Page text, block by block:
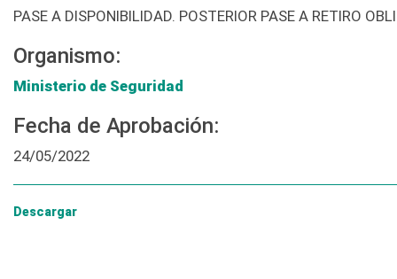
PASE A DISPONIBILIDAD. POSTERIOR PASE A RETIRO
Organismo:
Ministerio de Seguridad
Fecha de Aprobación:
24/05/2022
Descargar